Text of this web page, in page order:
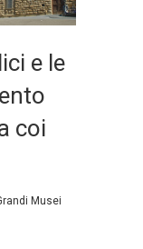
e le
coi
Musei